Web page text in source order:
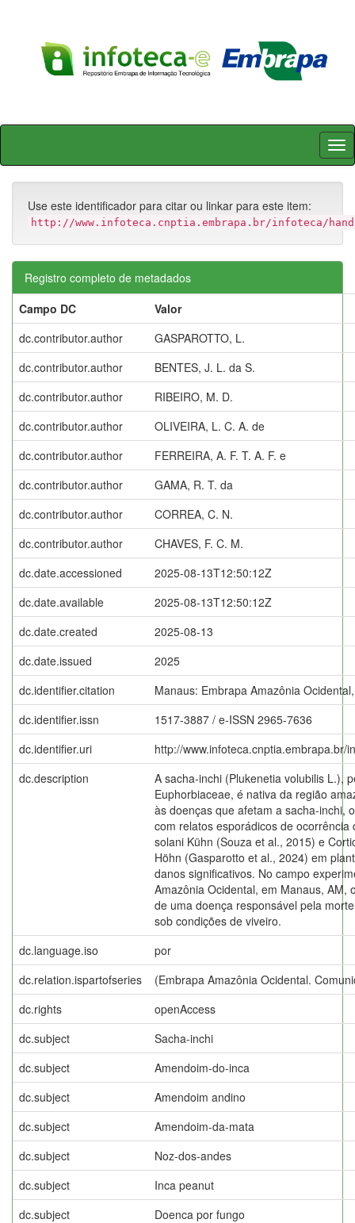
Skip
Use este identificador para citar ou linkar para este item:
http://www.infoteca.cnptia.embrapa.br/infoteca/
Registro completo de metadados
Campo DC
Valor
dc.contributor.author
GASPAROTTO, L.
dc.contributor.author
BENTES, J. L. da S.
dc.contributor.author
RIBEIRO, M. D.
dc.contributor.author
OLIVEIRA, L. C. A. de
dc.contributor.author
FERREIRA, A. F. T. A. F. e
dc.contributor.author
GAMA, R. T. da
dc.contributor.author
CORREA, C. N.
dc.contributor.author
CHAVES, F. C. M.
dc.date.accessioned
2025-08-13T12:50:12Z
dc.date.available
2025-08-13T12:50:12Z
dc.date.created
2025-08-13
dc.date.issued
2025
dc.identifier.citation
Manaus: Embrapa Amazônia
dc.identifier.issn
1517-3887 / e-ISSN 2965-7636
dc.identifier.uri
http://www.infoteca.cnptia.embrapa.br/
dc.description
A sacha-inchi (Plukenetia volubilis L.),
Euphorbiaceae, é nativa da região
às doenças que afetam a sacha-inchi,
com relatos esporádicos de ocorrência
solani Kühn (Souza et al., 2015) e
Höhn (Gasparotto et al., 2024) em
danos significativos. No campo
Amazônia Ocidental, em Manaus, AM,
de uma doença responsável pela
sob condições de viveiro.
dc.language.iso
por
dc.relation.ispartofseries
(Embrapa Amazônia Ocidental.
dc.rights
openAccess
dc.subject
Sacha-inchi
dc.subject
Amendoim-do-inca
dc.subject
Amendoim andino
dc.subject
Amendoim-da-mata
dc.subject
Noz-dos-andes
dc.subject
Inca peanut
dc.subject
Doenca por fungo